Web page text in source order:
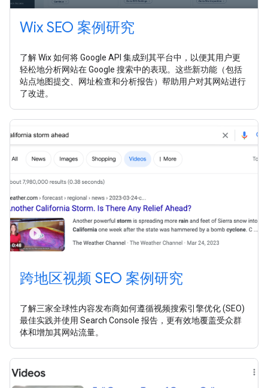
Wix SEO 案例研究
了解 Wix 如何将 Google API 集成到其平台中，以便其用户更
轻松地分析网站在 Google 搜索中的表现。这些新功能（包括
站点地图提交、网址检查和分析报告）帮助用户对其网站进行
了改进。
跨地区视频 SEO 案例研究
了解三家全球性内容发布商如何遵循视频搜索引擎优化 (SEO)
最佳实践并使用 Search Console 报告，更有效地覆盖受众群
体和增加其网站流量。